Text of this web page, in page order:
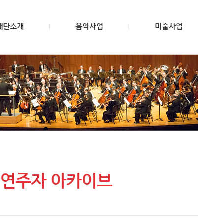
단소개 음악사업 미술사업
주자 아카이브